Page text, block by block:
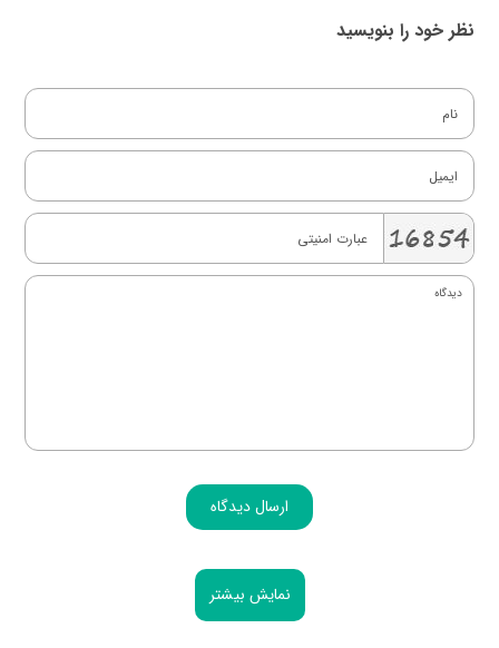
نظر خود را بنویسید
ارسال دیدگاه
نمایش بیشتر